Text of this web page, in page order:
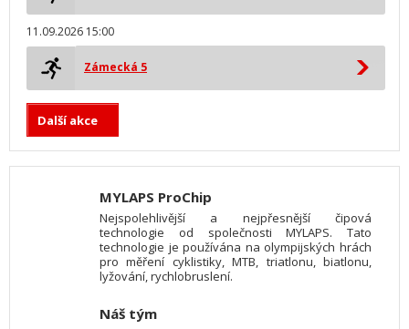
11.09.2026 15:00
Zámecká 5
Další akce
MYLAPS ProChip
Nejspolehlivější a nejpřesnější čipová
technologie od společnosti MYLAPS. Tato
technologie je používána na olympijských hrách
pro měření cyklistiky, MTB, triatlonu, biatlonu,
lyžování, rychlobruslení.
Náš tým